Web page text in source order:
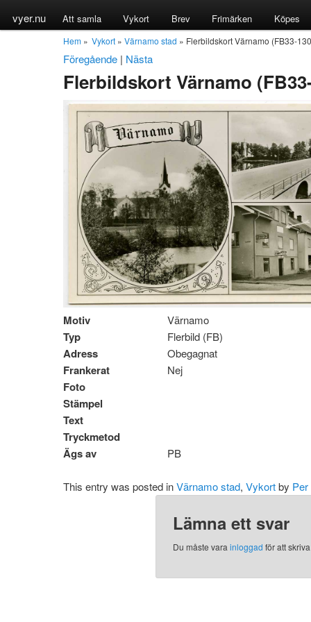
vyer.nu Att samla Vykort Brev Frimärken Köpes
Hem » Vykort » Värnamo stad » Flerbildskort Värnamo (FB33-
Föregående | Nästa
Flerbildskort Värnamo
Motiv Värnamo
Typ Flerbild (FB)
Adress Obegagnat
Frankerat Nej
Foto
Stämpel
Text
Tryckmetod
Ägs av
PB
This entry was posted inVärnamo stad, Vykortby
Lämna ett svar
Du måste varainloggad för att